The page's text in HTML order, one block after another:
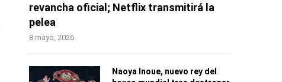
revancha oficial; Netflix transmitirá la
pelea
8 mayo, 2026
Naoya Inoue, nuevo rey del